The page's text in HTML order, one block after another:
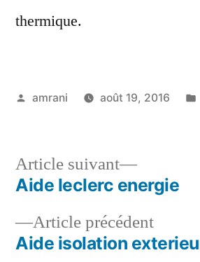
thermique.
Publié
amrani août 19, 2016
Navigation
deArticle précédentArticle
Aide isolation
Article suivant
Article
suivant :
Aide leclerc energie